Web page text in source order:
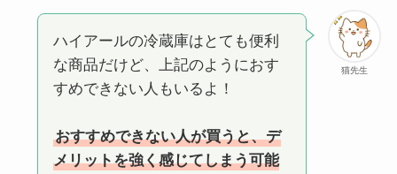
猫先生
ハイアールの冷蔵庫はとても便利
な商品だけど、上記のようにおす
すめできない人もいるよ！
おすすめできない人が買うと、デ
メリットを強く感じてしまう可能